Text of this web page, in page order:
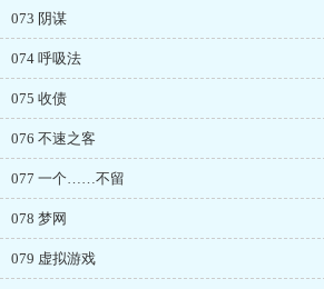
073 阴谋
074 呼吸法
075 收债
076 不速之客
077 一个……不留
078 梦网
079 虚拟游戏